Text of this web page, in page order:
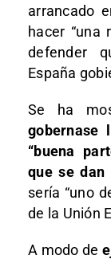
arrancado
hacer “una
defender
España
Se ha
gobernase
“buena
que se dan
sería “uno
de la Unión
A modo de